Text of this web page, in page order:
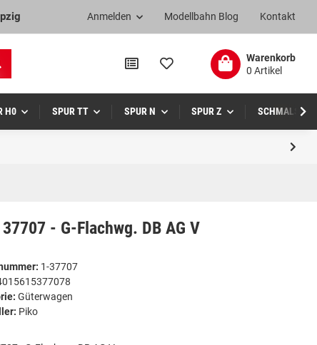
Kontakt
Modellbahn Blog
Anmelden
Warenkorb
0 Artikel
H0 SPUR TT SPUR N SPUR Z SCHMALSPUR
- G-Flachwg. DB AG V
1-37707
Güterwagen
Piko